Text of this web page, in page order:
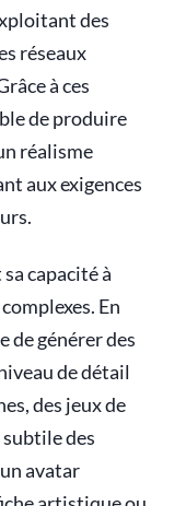
des
réseaux
à ces
de produire
réalisme
aux exigences
capacité à
En
de générer des
de détail
des jeux de
des
avatar